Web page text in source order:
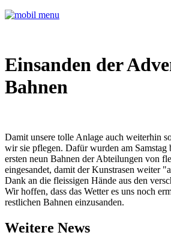
Einsanden der
Bahnen
Damit unsere tolle Anlage auch weiterhin
wir sie pflegen. Dafür wurden am Samstag
ersten neun Bahnen der Abteilungen von
eingesandet, damit der Kunstrasen weiter
Dank an die fleissigen Hände aus den
Wir hoffen, dass das Wetter es uns noch
restlichen Bahnen einzusanden.
Weitere News